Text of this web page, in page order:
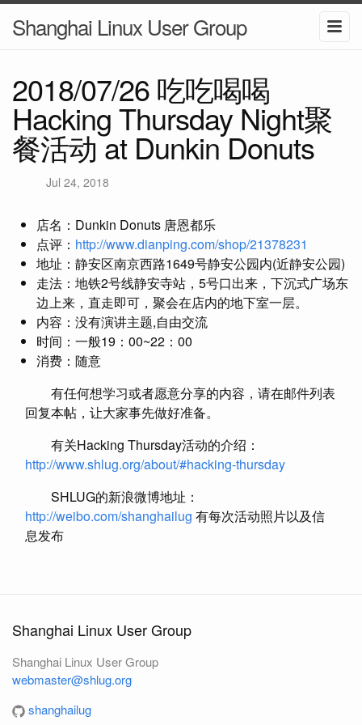
Shanghai Linux User Group
2018/07/26 吃吃喝喝
Hacking Thursday Night聚
餐活动 at Dunkin Donuts
Jul 24, 2018
店名：Dunkin Donuts 唐恩都乐
点评： http://www.dianping.com/shop/21378231
地址：静安区南京西路1649号静安公园内(近静安公园)
走法：地铁2号线静安寺站，5号口出来，下沉式广场东
边上来，直走即可，聚会在店内的地下室一层。
内容：没有演讲主题,自由交流
时间：一般19：00~22：00
消费：随意
有任何想学习或者愿意分享的内容，请在邮件列表
回复本帖，让大家事先做好准备。
有关Hacking Thursday活动的介绍：
http://www.shlug.org/about/#hacking-thursday
SHLUG的新浪微博地址：
http://weibo.com/shanghailug 有每次活动照片以及信
息发布
Shanghai Linux User Group
Shanghai Linux User Group
webmaster@shlug.org
shanghailug